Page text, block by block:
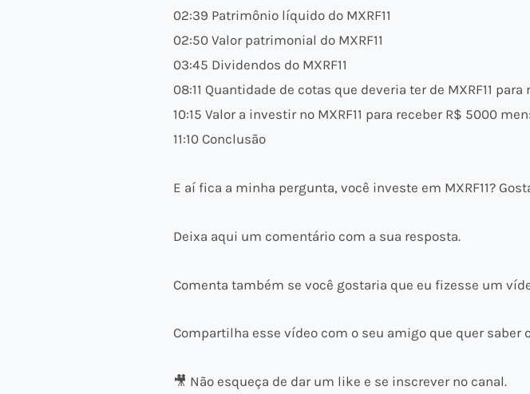
02:39 Patrimônio líquido do MXRF11
02:50 Valor patrimonial do MXRF11
03:45 Dividendos do MXRF11
08:11 Quantidade de cotas que deveria ter de MXRF11
10:15 Valor a investir no MXRF11 para receber R$ 5000
11:10 Conclusão
E aí fica a minha pergunta, você investe em MXRF11?
Deixa aqui um comentário com a sua resposta.
Comenta também se você gostaria que eu fizesse um
Compartilha esse vídeo com o seu amigo que quer saber
🎥 Não esqueça de dar um like e se inscrever no canal.